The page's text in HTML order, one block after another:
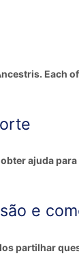
Each
ajuda
e
partilhar